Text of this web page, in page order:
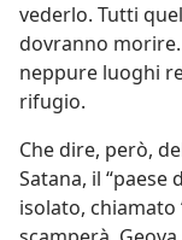
vederlo. Tutti
dovranno
neppure luoghi
rifugio.
Che dire, però,
Satana, il “paese
isolato, chiamato